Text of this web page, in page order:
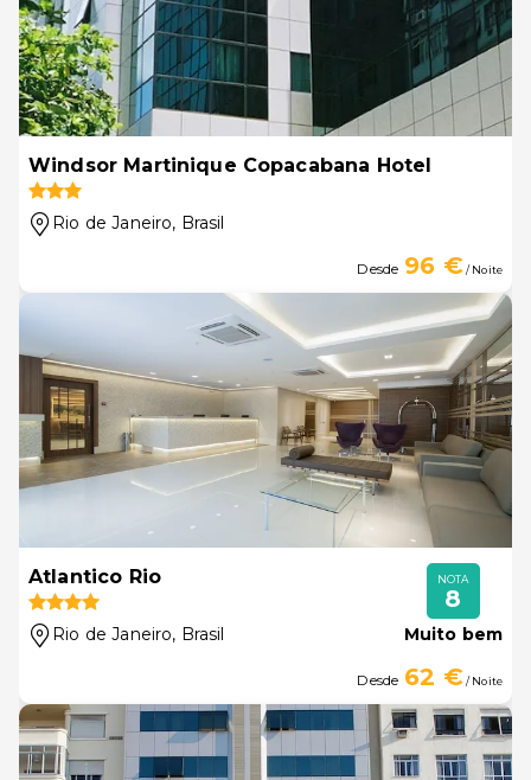
Windsor Martinique Copacabana Hotel
Rio de Janeiro, Brasil
Desde 96 €/ Noite
Atlantico Rio
Rio de Janeiro, Brasil
NOTA
8
Muito bem
Desde 62 €/ Noite